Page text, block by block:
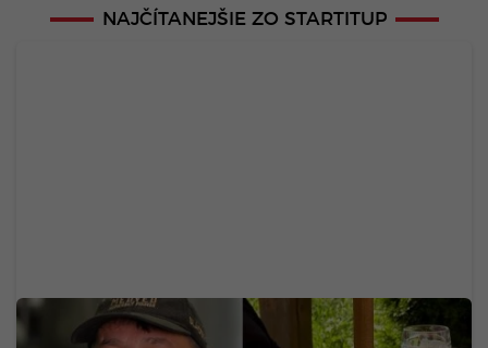
NAJČÍTANEJŠIE ZO STARTITUP
Po 10 rokoch končia s varením piva: Bratia
predávajú obľúbený pivovar a reštaurácie na